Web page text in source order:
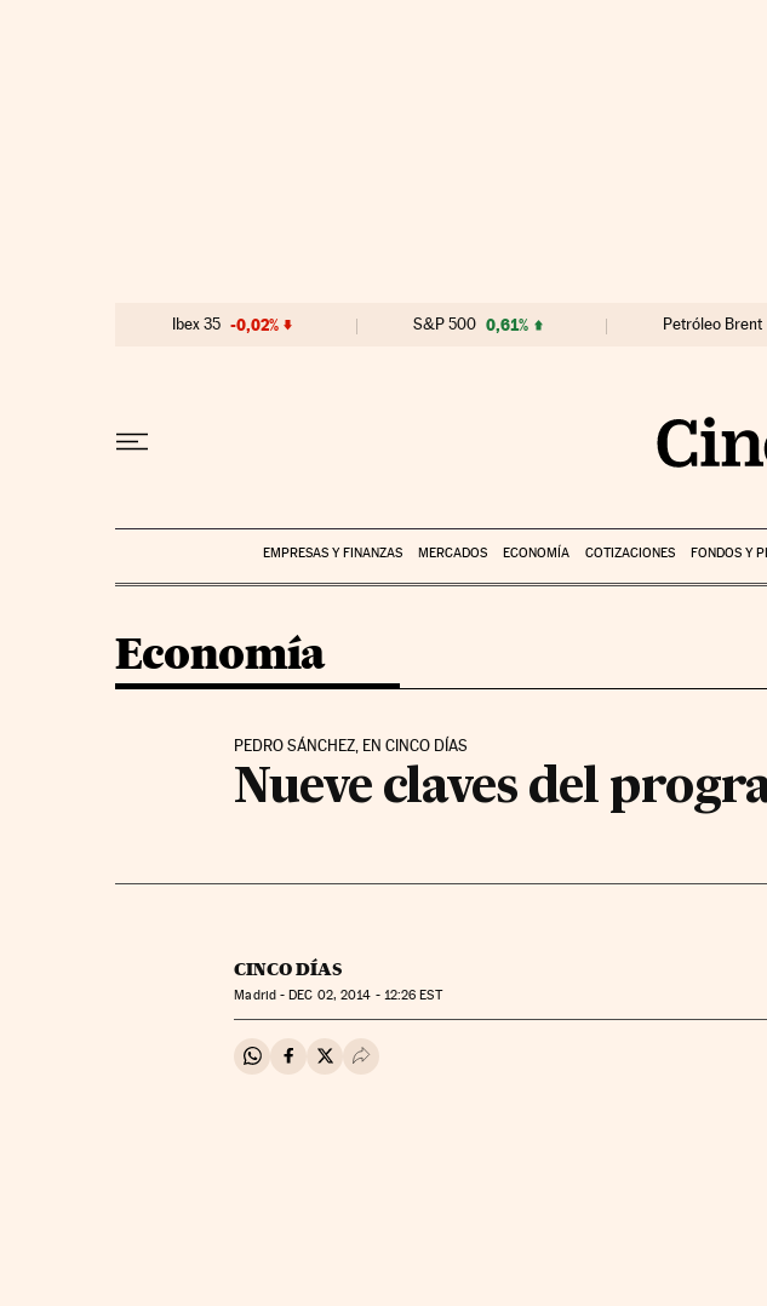
Ibex 35 -0,02% S&P 500 0,61% Petróleo Brent
EMPRESAS Y FINANZAS MERCADOS ECONOMÍA COTIZACIONES FONDOS Y
Economía
PEDRO SÁNCHEZ, EN CINCO DÍAS
Nueve claves del
CINCO DÍAS
Madrid -DEC 02, 2014 - 12:26 EST
Compartir en Whatsapp
Compartir en Facebook
Compartir en Twitter
Desplegar Redes Sociales